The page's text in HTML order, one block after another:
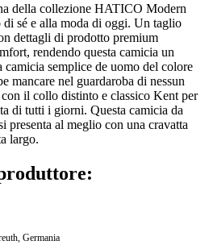
della collezione HATICO Modern
sé e alla moda di oggi. Un taglio
dettagli di prodotto premium
rendendo questa camicia un
camicia semplice de uomo del colore
mancare nel guardaroba di nessun
con il collo distinto e classico Kent per
di tutti i giorni. Questa camicia da
al meglio con una cravatta
largo.
Germania